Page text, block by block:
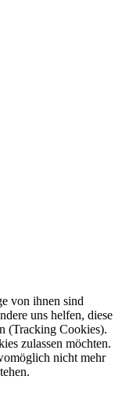
von ihnen sind
uns helfen, diese
(Tracking Cookies).
zulassen möchten.
nicht mehr